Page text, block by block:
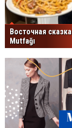
Восточная
Mutfağı